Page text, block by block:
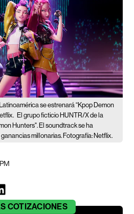
se estrenará “Kpop Demon
El grupo ficticio HUNTR/X de la
Hunters". El soundtrack se ha
millonarias. Fotografía: Netflix.
COTIZACIONES